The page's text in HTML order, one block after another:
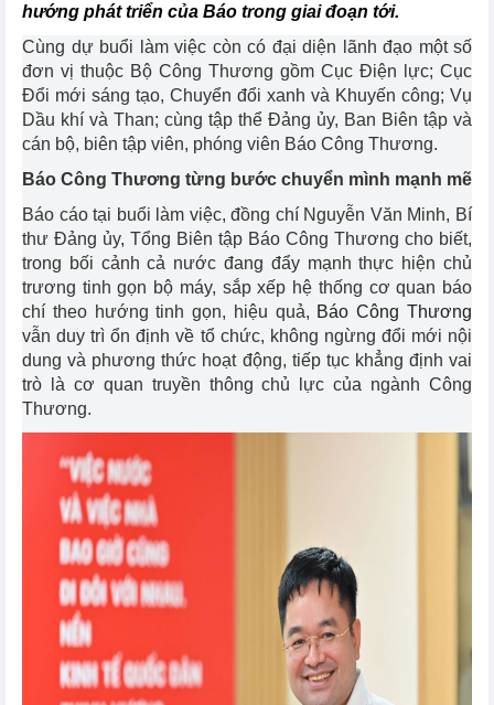
hướng phát triển của Báo trong giai đoạn tới.
Cùng dự buổi làm việc còn có đại diện lãnh đạo một số
đơn vị thuộc Bộ Công Thương gồm Cục Điện lực; Cục
Đổi mới sáng tạo, Chuyển đổi xanh và Khuyến công; Vụ
Dầu khí và Than; cùng tập thể Đảng ủy, Ban Biên tập và
cán bộ, biên tập viên, phóng viên Báo Công Thương.
Báo Công Thương từng bước chuyển mình mạnh mẽ
Báo cáo tại buổi làm việc, đồng chí Nguyễn Văn Minh, Bí
thư Đảng ủy, Tổng Biên tập Báo Công Thương cho biết,
trong bối cảnh cả nước đang đẩy mạnh thực hiện chủ
trương tinh gọn bộ máy, sắp xếp hệ thống cơ quan báo
chí theo hướng tinh gọn, hiệu quả, Báo Công Thương
vẫn duy trì ổn định về tổ chức, không ngừng đổi mới nội
dung và phương thức hoạt động, tiếp tục khẳng định vai
trò là cơ quan truyền thông chủ lực của ngành Công
Thương.